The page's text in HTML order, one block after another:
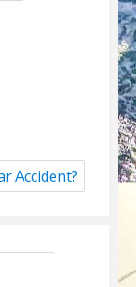
Accident?